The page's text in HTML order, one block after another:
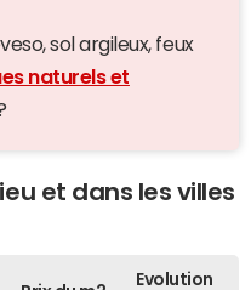
sol argileux, feux
naturels et
et dans les villes
Evolution